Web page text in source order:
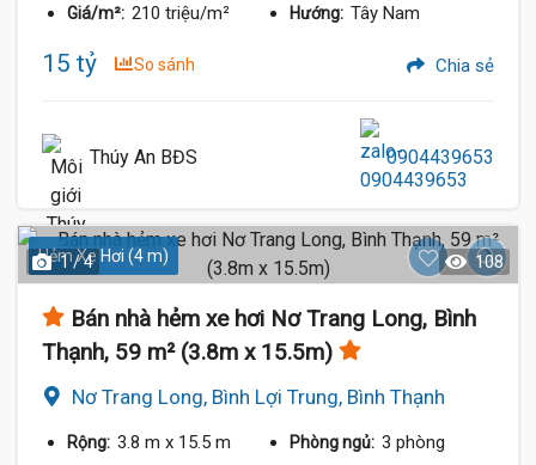
Giá/m²: 210 triệu/m² Hướng: Tây Nam
15 tỷ So sánh Chia sẻ
Thúy An BĐS 0904439653
Hẻm Xe Hơi (4 m)
1 / 4 108
Bán nhà hẻm xe hơi Nơ Trang Long, Bình
Thạnh, 59 m² (3.8m x 15.5m)
Nơ Trang Long, Bình Lợi Trung, Bình Thạnh
Rộng: 3.8 m x 15.5 m Phòng ngủ: 3 phòng